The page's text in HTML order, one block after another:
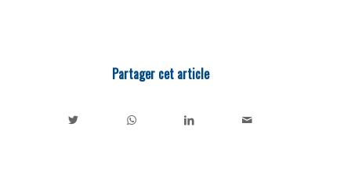
Partager cet article